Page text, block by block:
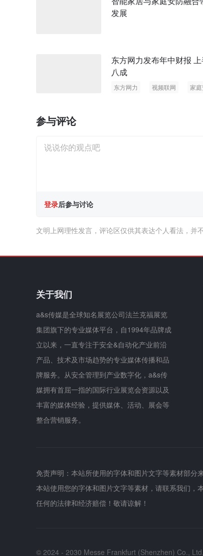
发展
东方网力发布年中财报 上半年净利增
八成
东方网力 视频联网 家
参与评论
登录后参与讨论
文明上网理性发言，评论区仅供其表达个人看法，并
关于我们
a&s传媒是全球知名展览公司法兰克福展览
集团旗下的专业媒体平台，自1994年品牌成
立以来，一直专注于安全&自动化产业前沿
产品、技术及市场趋势的专业媒体传播和品
牌服务。从安全管理到产业数字化，a&s传
媒拥有首屈一指的国际行业展览会资源以及
丰富的媒体经验，提供媒体、活动、展会等
整合营销服务。
免责声明：本站所使用的字体和图片文字等素材部
本站使用您的字体和图片文字等素材，请联系我们，
任何的法律和经济赔偿！敬请谅解！
© 2024 - 2030 Messe Frankfurt (Shenzhen) Co.,